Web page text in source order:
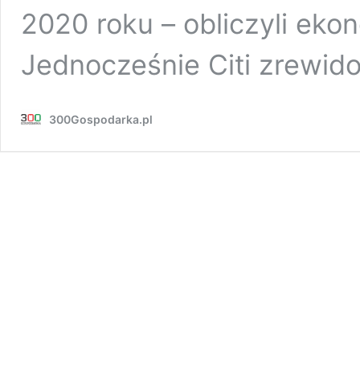
2020 roku – obliczyli
Jednocześnie Citi
300Gospodarka.pl